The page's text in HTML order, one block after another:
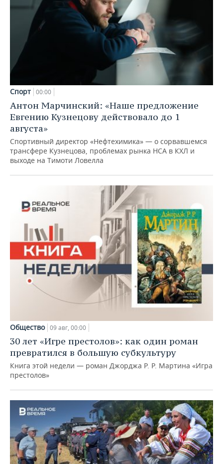
Спорт 00:00
Антон Марчинский: «Наше предложение
Евгению Кузнецову действовало до 1
августа»
Спортивный директор «Нефтехимика» — о сорвавшемся
трансфере Кузнецова, проблемах рынка НСА в КХЛ и
выходе на Тимоти Ловелла
Общество 09 авг, 00:00
30 лет «Игре престолов»: как один роман
превратился в большую субкультуру
Книга этой недели — роман Джорджа Р. Р. Мартина «Игра
престолов»